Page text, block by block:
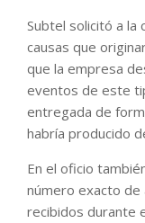
Subtel solicitó a la
causas que
que la empresa
eventos de este
entregada de
habría producido
En el oficio
número exacto de
recibidos durante